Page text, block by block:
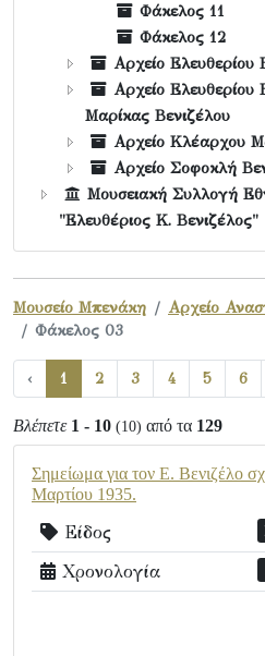
Φάκελος 11
Φάκελος 12
Αρχείο Ελευθερίου
Αρχείο Ελευθερίου
Μαρίκας Βενιζέλου
Αρχείο Κλέαρχου
Αρχείο Σοφοκλή
Μουσειακή Συλλογή
"Ελευθέριος Κ. Βενιζέλος"
Μουσείο Μπενάκη
Αρχείο
Φάκελος 03
‹ 1 2 3 4 5 6
Βλέπετε 1 - 10 (10) από τα 129
Σημείωμα για τον Ε. Βενιζέλο
Μαρτίου 1935.
Είδος
Χρονολογία